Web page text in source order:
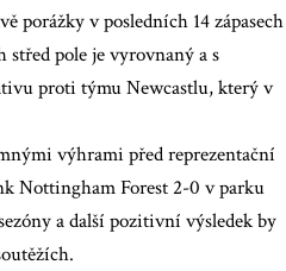
porážky v posledních 14 zápasech
pole je vyrovnaný a s
proti týmu Newcastlu, který v
výhrami před reprezentační
Nottingham Forest 2-0 v parku
a další pozitivní výsledek by